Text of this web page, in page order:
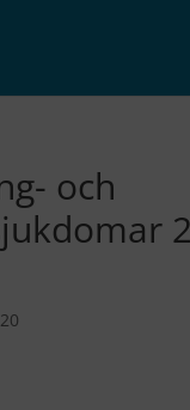
och